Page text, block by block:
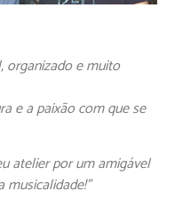
organizado e muito
e a paixão com que se
atelier por um amigável